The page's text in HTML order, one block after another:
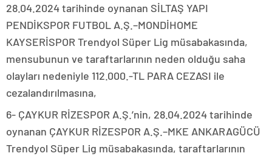
28.04.2024 tarihinde oynanan SİLTAŞ YAPI
PENDİKSPOR FUTBOL A.Ş.–MONDİHOME
KAYSERİSPOR Trendyol Süper Lig müsabakasında,
mensubunun ve taraftarlarının neden olduğu saha
olayları nedeniyle 112.000.-TL PARA CEZASI ile
cezalandırılmasına,
6- ÇAYKUR RİZESPOR A.Ş.’nin, 28.04.2024 tarihinde
oynanan ÇAYKUR RİZESPOR A.Ş.–MKE ANKARAGÜCÜ
Trendyol Süper Lig müsabakasında, taraftarlarının